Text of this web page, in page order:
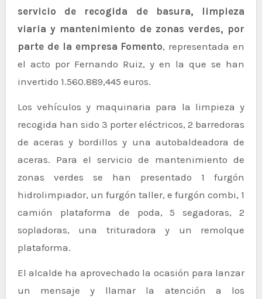
servicio de recogida de basura, limpieza
viaria y mantenimiento de zonas verdes, por
parte de la empresa Fomento, representada en
el acto por Fernando Ruiz, y en la que se han
invertido 1.560.889,445 euros.
Los vehículos y maquinaria para la limpieza y
recogida han sido 3 porter eléctricos, 2 barredoras
de aceras y bordillos y una autobaldeadora de
aceras. Para el servicio de mantenimiento de
zonas verdes se han presentado 1 furgón
hidrolimpiador, un furgón taller, e furgón combi, 1
camión plataforma de poda, 5 segadoras, 2
sopladoras, una trituradora y un remolque
plataforma.
El alcalde ha aprovechado la ocasión para lanzar
un mensaje y llamar la atención a los